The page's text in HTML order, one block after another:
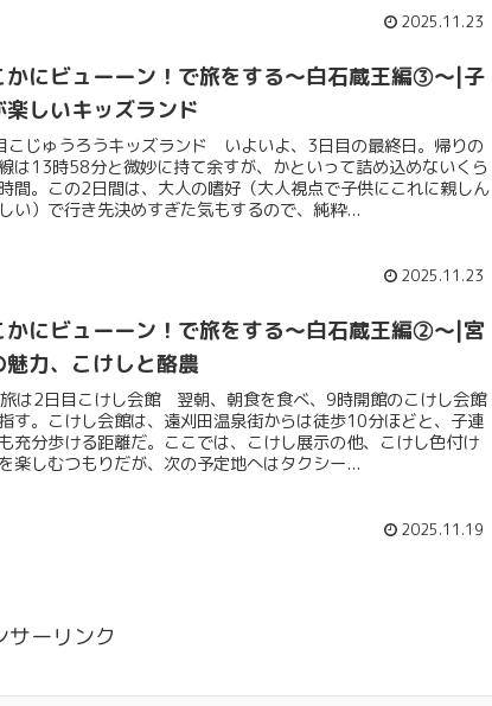
2025.11.23
かにビューーン！で旅をする〜白石蔵王編③〜|子
楽しいキッズランド
こじゅうろうキッズランド いよいよ、3日目の最終日。帰りの
は13時58分と微妙に持て余すが、かといって詰め込めないくら
間。この2日間は、大人の嗜好（大人視点で子供にこれに親しん
い）で行き先決めすぎた気もするので、純粋...
2025.11.23
かにビューーン！で旅をする〜白石蔵王編②〜|宮
魅力、こけしと酪農
は2日目こけし会館 翌朝、朝食を食べ、9時開館のこけし会館
す。こけし会館は、遠刈田温泉街からは徒歩10分ほどと、子連
充分歩ける距離だ。ここでは、こけし展示の他、こけし色付け
楽しむつもりだが、次の予定地へはタクシー...
2025.11.19
サーリンク